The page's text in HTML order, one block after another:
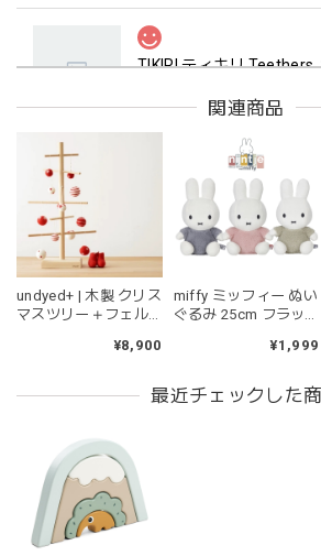
2026/06/18
ブラウン
2026/06/17
2026/04/24
持ちやすいようで今持ってるおもちゃの
遊び方をしています。見た目が可愛いの
ても可愛いです。また、シリコン製なの
ったり除菌できたり常に清潔に保てるの
関連商品
undyed+ | 木製 クリス
マスツリー＋フェル
ツリー アンダイドプ
¥8,900
miffy ミッフィー ぬい
ぐるみ 25cm フラッ
¥1,999
最近チェックした